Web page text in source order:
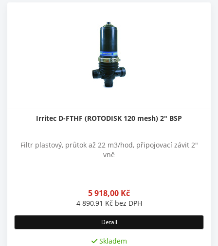
Irritec D-FTHF (ROTODISK 120 mesh) 2" BSP
Filtr plastový, průtok až 22 m3/hod, připojovací závit 2"
vně
5 918,00 Kč
4 890,91 Kč bez DPH
Detail
Skladem